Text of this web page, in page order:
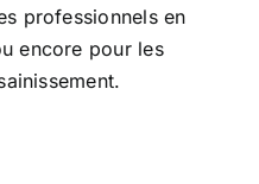
professionnels en
encore pour les